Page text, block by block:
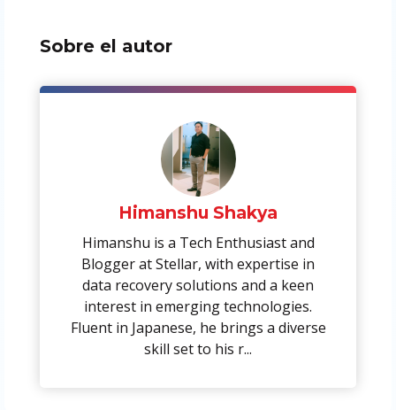
Sobre el autor
Himanshu Shakya
Himanshu is a Tech Enthusiast and
Blogger at Stellar, with expertise in
data recovery solutions and a keen
interest in emerging technologies.
Fluent in Japanese, he brings a diverse
skill set to his r...